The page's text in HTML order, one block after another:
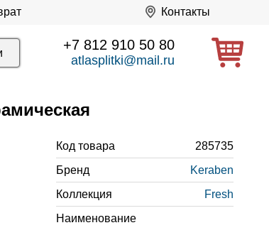
Контакты
+7 812 910 50 80
atlasplitki@mail.ru
Код товара
285735
Бренд
Keraben
Коллекция
Fresh
Наименование